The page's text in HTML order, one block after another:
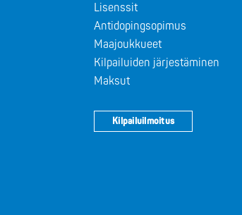
Lisenssit
Antidopingsopimus
Maajoukkueet
Kilpailuiden järjestäminen
Maksut
Kilpailuilmoitus